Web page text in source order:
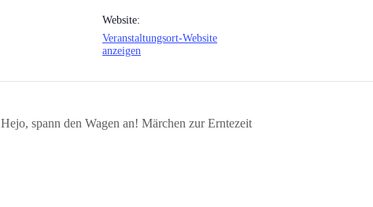
Website:
Veranstaltungsort-Website
anzeigen
Hejo, spann den Wagen an! Märchen zur Erntezeit